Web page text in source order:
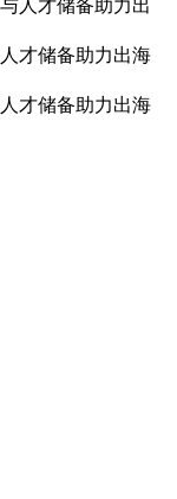
才储备助力出海
才储备助力出海